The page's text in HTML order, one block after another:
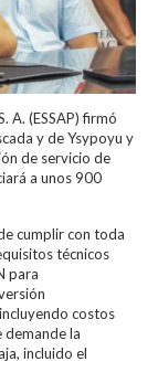
A. (ESSAP) firmó
y de Ysypoyu y
de servicio de
a unos 900
cumplir con toda
técnicos
para
costos
la
incluido el